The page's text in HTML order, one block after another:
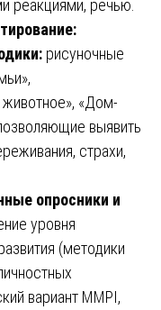
реакциями, речью.
рисуночные
«Дом-
выявить
страхи,
опросники и
уровня
(методики
вариант MMPI,